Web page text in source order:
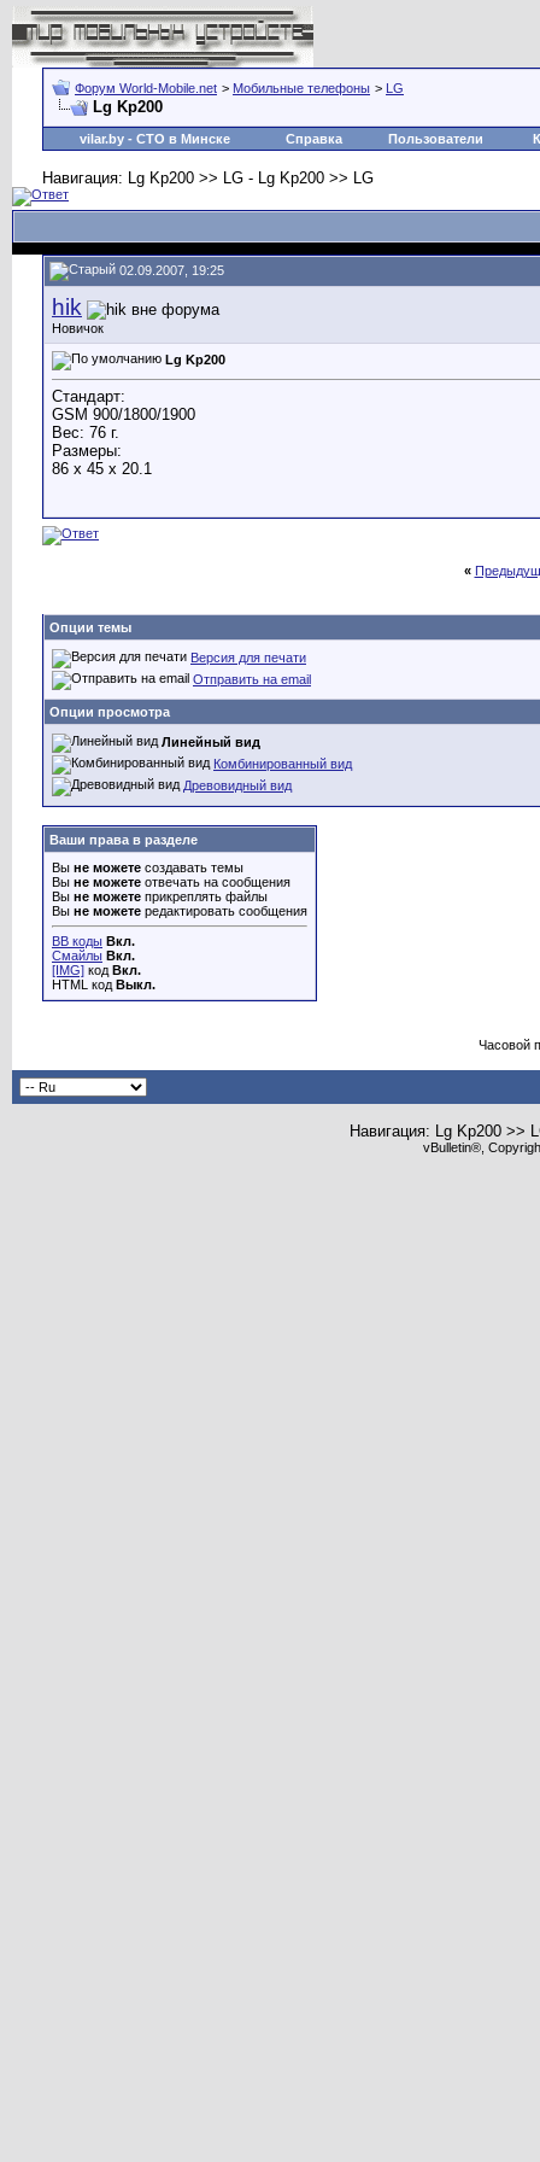
Форум World-Mobile.net > Мобильные телефоны > LG
Lg Kp200
vilar.by - СТО в Минске Справка Пользователи
Навигация: Lg Kp200 >> LG - Lg Kp200 >> LG
02.09.2007, 19:25
hik
Новичок
Lg Kp200
Стандарт:
GSM 900/1800/1900
Вес: 76 г.
Размеры:
86 x 45 x 20.1
«
Опции темы
Версия для печати
Отправить на email
Опции просмотра
Линейный вид
Комбинированный вид
Древовидный вид
Ваши права в разделе
Вы не можете создавать темы
Вы не можете отвечать на сообщения
Вы не можете прикреплять файлы
Вы не можете редактировать сообщения
BB коды Вкл.
Смайлы Вкл.
[IMG] код Вкл.
HTML код Выкл.
Часовой
Навигация: Lg Kp200 >>
vBulletin®,